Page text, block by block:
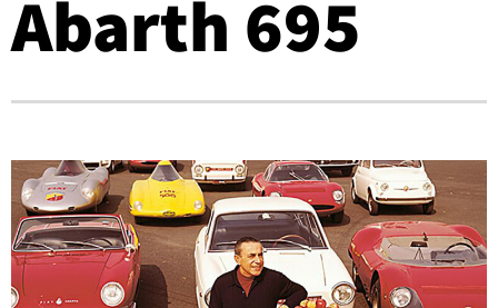
Abarth 695